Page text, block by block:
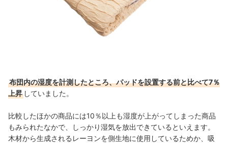
布団内の湿度を計測したところ、パッドを設置する前と比べて7％
上昇 していました。
比較したほかの商品には10％以上も湿度が上がってしまった商品
もみられたなかで、しっかり湿気を放出できているといえます。
木材から生成されるレーヨンを側生地に使用しているためか、吸